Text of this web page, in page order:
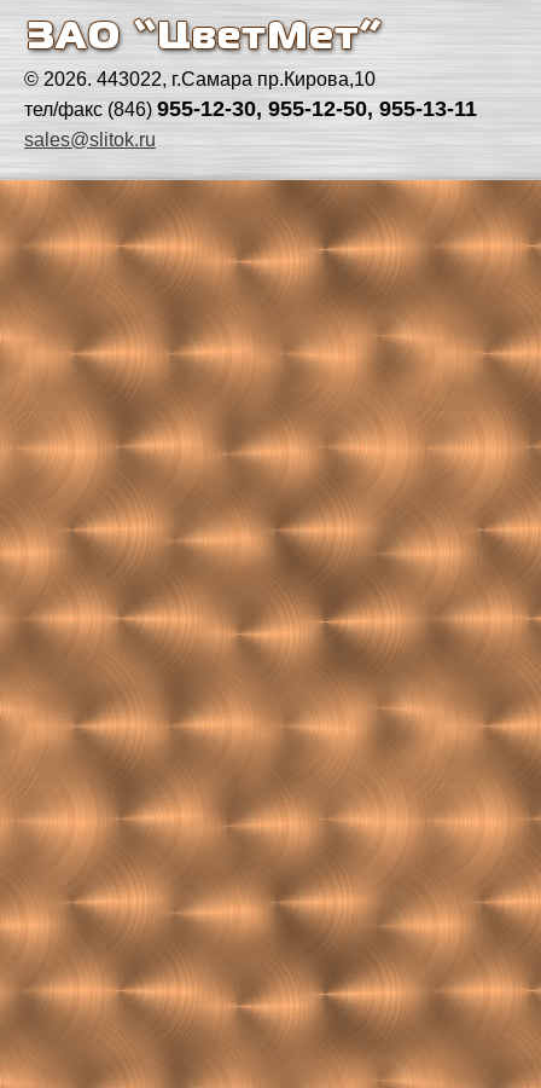
© 2026. 443022, г.Самара пр.Кирова,10
тел/факс (846) 955-12-30, 955-12-50, 955-13-11
sales@slitok.ru